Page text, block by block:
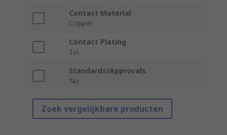
Contact Material
Copper
Contact Plating
Tin
Standards/Approvals
No
Zoek vergelijkbare producten